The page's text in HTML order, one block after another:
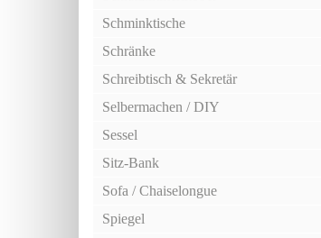
Schminktische
Schränke
Schreibtisch & Sekretär
Selbermachen / DIY
Sessel
Sitz-Bank
Sofa / Chaiselongue
Spiegel